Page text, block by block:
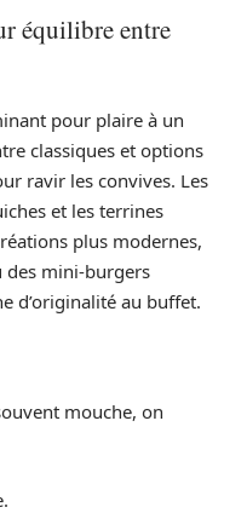
équilibre entre
pour plaire à un
classiques et options
ravir les convives. Les
et les terrines
plus modernes,
des mini-burgers
d’originalité au buffet.
mouche, on